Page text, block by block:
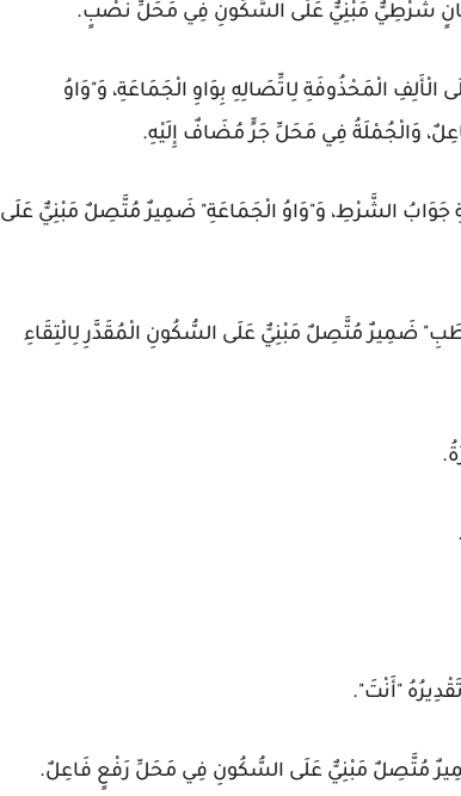
زَمَانٍ شَرْطِيٌّ مَبْنِيٌّ عَلَى السُّكُونِ فِي مَحَلِّ نَصْبٍ.
الْمَحْذُوفَةِ لِاتِّصَالِهِ بِوَاوِ الْجَمَاعَةِ، وَ"وَاوُ
وَالْجُمْلَةُ فِي مَحَلِّ جَرٍّ مُضَافٌ إِلَيْهِ.
الشَّرْطِ، وَ"وَاوُ الْجَمَاعَةِ" ضَمِيرٌ مُتَّصِلٌ مَبْنِيٌّ عَلَى
ضَمِيرٌ مُتَّصِلٌ مَبْنِيٌّ عَلَى السُّكُونِ الْمُقَدَّرِ لِالْتِقَاءِ
"أَنْتَ".
مُتَّصِلٌ مَبْنِيٌّ عَلَى السُّكُونِ فِي مَحَلِّ رَفْعٍ فَاعِلٌ.